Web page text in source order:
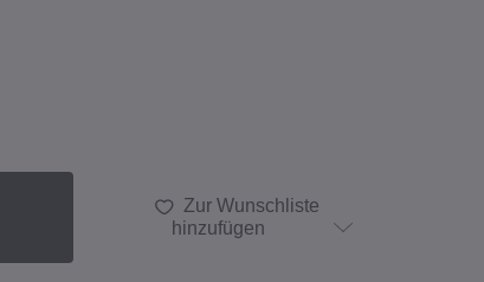
Zur Wunschliste
hinzufügen